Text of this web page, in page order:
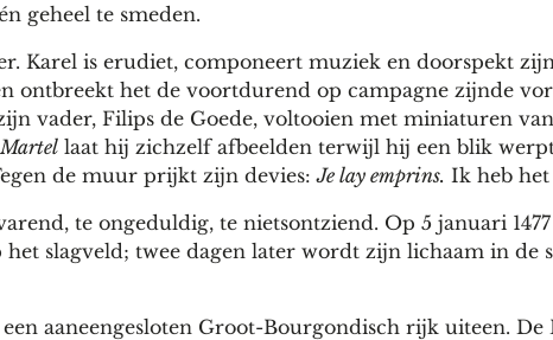
geheel te smeden.
Karel is erudiet, componeert muziek en doorspekt
ontbreekt het de voortdurend op campagne zijnde
vader, Filips de Goede, voltooien met miniaturen
laat hij zichzelf afbeelden terwijl hij een blik
de muur prijkt zijn devies:Je lay emprins. Ik heb
te ongeduldig, te nietsontziend. Op 5 januari
het slagveld; twee dagen later wordt zijn lichaam in de
aaneengesloten Groot-Bourgondisch rijk uiteen. De